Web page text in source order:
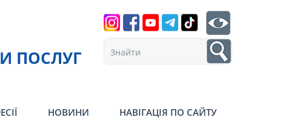
ПОСЛУГ 1
НОВИНИ НАВІГАЦІЯ ПО САЙТУ